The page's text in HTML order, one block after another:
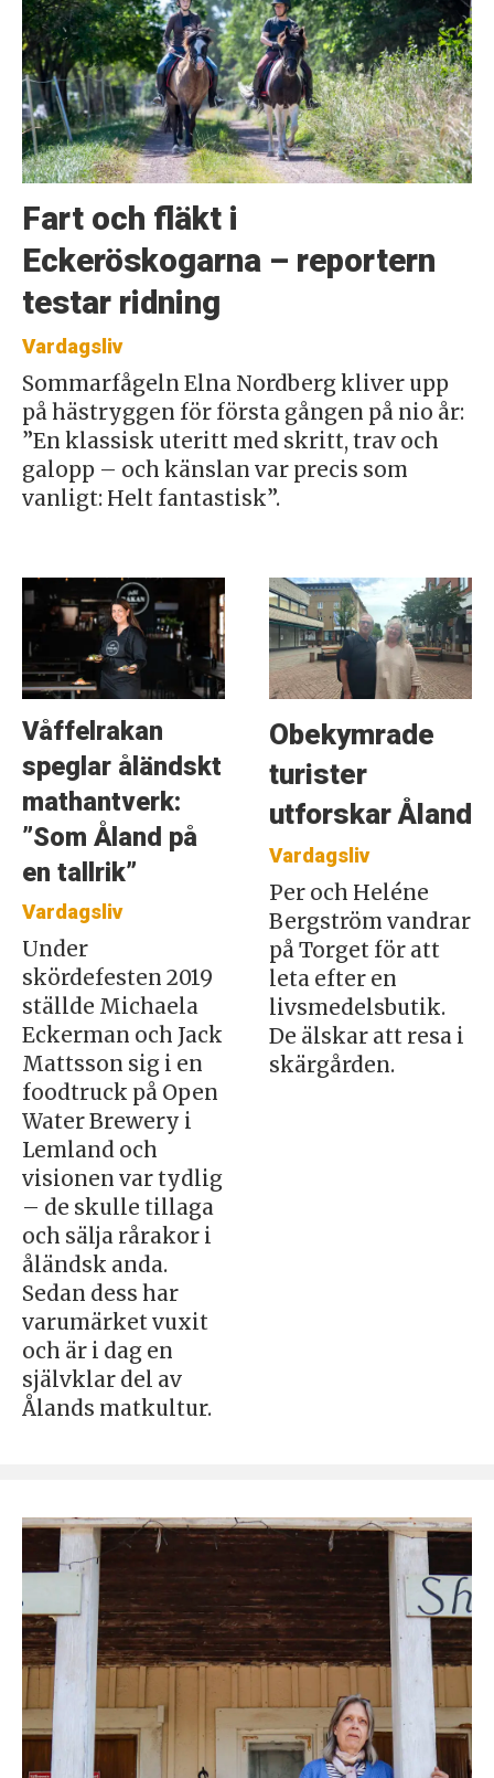
Fart och fläkt i
Eckeröskogarna – reportern
testar ridning
Vardagsliv
Sommarfågeln Elna Nordberg kliver upp
på hästryggen för första gången på nio år:
”En klassisk uteritt med skritt, trav och
galopp – och känslan var precis som
vanligt: Helt fantastisk”.
Våffelrakan
speglar åländskt
mathantverk:
”Som Åland på
en tallrik”
Vardagsliv
Under
skördefesten 2019
ställde Michaela
Eckerman och Jack
Mattsson sig i en
foodtruck på Open
Water Brewery i
Lemland och
visionen var tydlig
– de skulle tillaga
och sälja rårakor i
åländsk anda.
Sedan dess har
varumärket vuxit
och är i dag en
självklar del av
Ålands matkultur.
Obekymrade
turister
utforskar Åland
Vardagsliv
Per och Heléne
Bergström vandrar
på Torget för att
leta efter en
livsmedelsbutik.
De älskar att resa i
skärgården.